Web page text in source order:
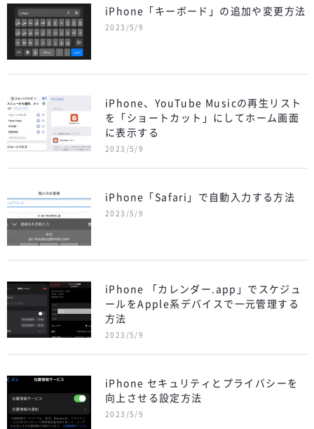
iPhone「キーボード」の追加や変更方法
2023/5/9
iPhone、YouTube Musicの再生リスト
を「ショートカット」にしてホーム画面
に表示する
2023/5/9
iPhone「Safari」で自動入力する方法
2023/5/9
iPhone 「カレンダー.app」でスケジュ
ールをApple系デバイスで一元管理する
方法
2023/5/9
iPhone セキュリティとプライバシーを
向上させる設定方法
2023/5/9